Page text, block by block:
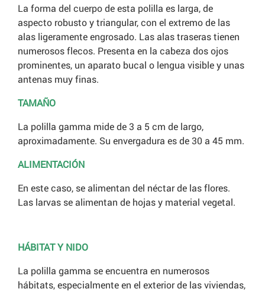
La forma del cuerpo de esta polilla es larga, de
aspecto robusto y triangular, con el extremo de las
alas ligeramente engrosado. Las alas traseras tienen
numerosos flecos. Presenta en la cabeza dos ojos
prominentes, un aparato bucal o lengua visible y unas
antenas muy finas.
TAMAÑO
La polilla gamma mide de 3 a 5 cm de largo,
aproximadamente. Su envergadura es de 30 a 45 mm.
ALIMENTACIÓN
En este caso, se alimentan del néctar de las flores.
Las larvas se alimentan de hojas y material vegetal.
HÁBITAT Y NIDO
La polilla gamma se encuentra en numerosos
hábitats, especialmente en el exterior de las viviendas,